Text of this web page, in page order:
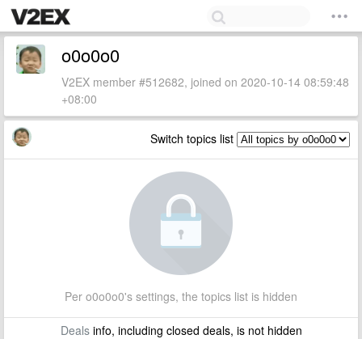
o0o0o0
V2EX member #512682, joined on 2020-10-14 08:59:48
+08:00
Switch topics list
Per o0o0o0's settings, the topics list is hidden
Dealsinfo, including closed deals, is not hidden